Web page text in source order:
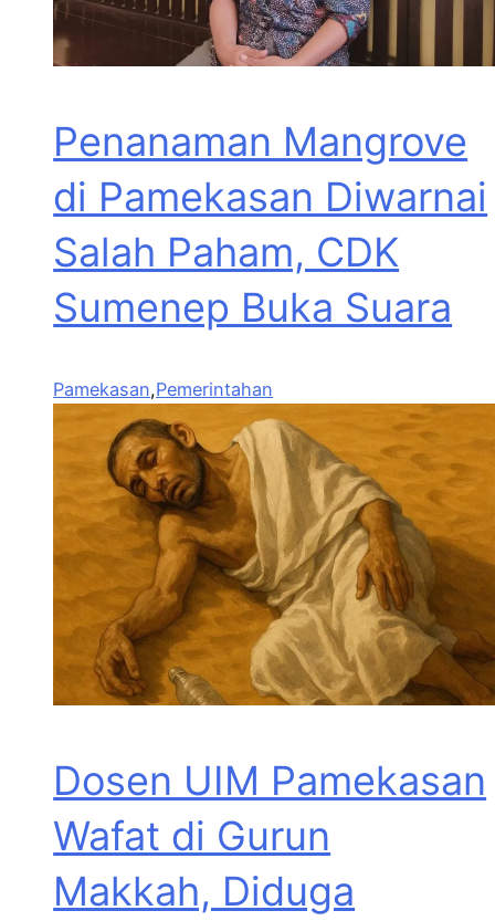
Penanaman Mangrove
di Pamekasan Diwarnai
Salah Paham, CDK
Sumenep Buka Suara
Pamekasan,Pemerintahan
Dosen UIM Pamekasan
Wafat di Gurun
Makkah, Diduga